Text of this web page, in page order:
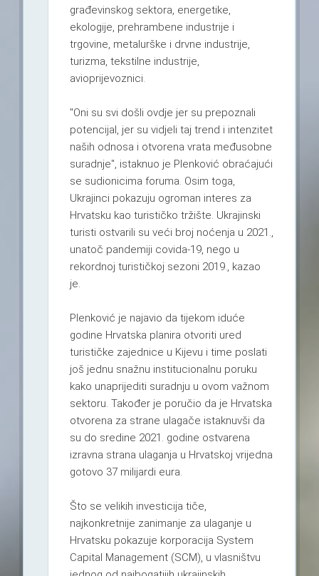
građevinskog sektora, energetike,
ekologije, prehrambene industrije i
trgovine, metalurške i drvne industrije,
turizma, tekstilne industrije,
avioprijevoznici.
"Oni su svi došli ovdje jer su prepoznali
potencijal, jer su vidjeli taj trend i intenzitet
naših odnosa i otvorena vrata međusobne
suradnje", istaknuo je Plenković obraćajući
se sudionicima foruma. Osim toga,
Ukrajinci pokazuju ogroman interes za
Hrvatsku kao turističko tržište. Ukrajinski
turisti ostvarili su veći broj noćenja u 2021.,
unatoč pandemiji covida-19, nego u
rekordnoj turističkoj sezoni 2019., kazao
je.
Plenković je najavio da tijekom iduće
godine Hrvatska planira otvoriti ured
turističke zajednice u Kijevu i time poslati
još jednu snažnu institucionalnu poruku
kako unaprijediti suradnju u ovom važnom
sektoru. Također je poručio da je Hrvatska
otvorena za strane ulagače istaknuvši da
su do sredine 2021. godine ostvarena
izravna strana ulaganja u Hrvatskoj vrijedna
gotovo 37 milijardi eura.
Što se velikih investicija tiče,
najkonkretnije zanimanje za ulaganje u
Hrvatsku pokazuje korporacija System
Capital Management (SCM), u vlasništvu